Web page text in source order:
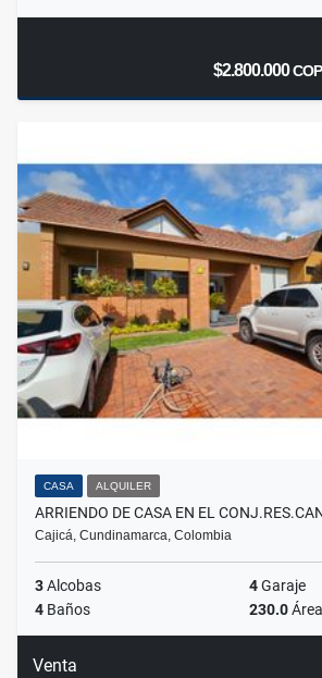
$2.800.000COP
CASA ALQUILER
ARRIENDO DE CASA EN EL
Cajicá, Cundinamarca, Colombia
3Alcobas 4Garaje
4 Baños 230.0
Venta